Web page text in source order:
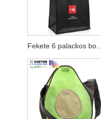
Fekete 6 palackos borostáska elválasztóval